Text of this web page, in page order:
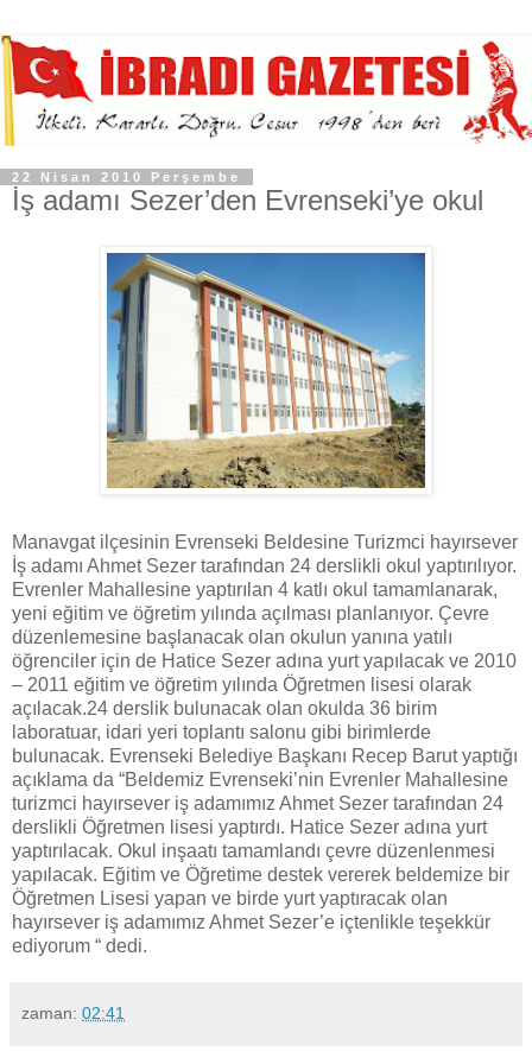
22 Nisan 2010 Perşembe
İş adamı Sezer’den Evrenseki’ye okul
Manavgat ilçesinin Evrenseki Beldesine Turizmci hayırsever
İş adamı Ahmet Sezer tarafından 24 derslikli okul yaptırılıyor.
Evrenler Mahallesine yaptırılan 4 katlı okul tamamlanarak,
yeni eğitim ve öğretim yılında açılması planlanıyor. Çevre
düzenlemesine başlanacak olan okulun yanına yatılı
öğrenciler için de Hatice Sezer adına yurt yapılacak ve 2010
– 2011 eğitim ve öğretim yılında Öğretmen lisesi olarak
açılacak.24 derslik bulunacak olan okulda 36 birim
laboratuar, idari yeri toplantı salonu gibi birimlerde
bulunacak. Evrenseki Belediye Başkanı Recep Barut yaptığı
açıklama da “Beldemiz Evrenseki’nin Evrenler Mahallesine
turizmci hayırsever iş adamımız Ahmet Sezer tarafından 24
derslikli Öğretmen lisesi yaptırdı. Hatice Sezer adına yurt
yaptırılacak. Okul inşaatı tamamlandı çevre düzenlenmesi
yapılacak. Eğitim ve Öğretime destek vererek beldemize bir
Öğretmen Lisesi yapan ve birde yurt yaptıracak olan
hayırsever iş adamımız Ahmet Sezer’e içtenlikle teşekkür
ediyorum “ dedi.
zaman: 02:41